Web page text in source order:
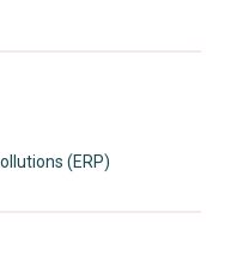
(ERP)